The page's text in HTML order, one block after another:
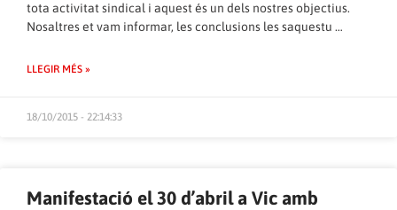
tota activitat sindical i aquest és un dels nostres objectius.
Nosaltres et vam informar, les conclusions les saquestu …
LLEGIR MÉS »
18/10/2015 - 22:14:33
Manifestació el 30 d’abril a Vic amb